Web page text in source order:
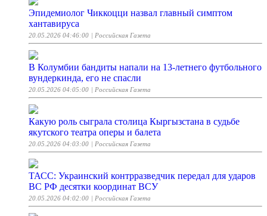
Эпидемиолог Чиккоцци назвал главный симптом
хантавируса
20.05.2026 04:46:00 | Российская Газета
В Колумбии бандиты напали на 13-летнего футбольного
вундеркинда, его не спасли
20.05.2026 04:05:00 | Российская Газета
Какую роль сыграла столица Кыргызстана в судьбе
якутского театра оперы и балета
20.05.2026 04:03:00 | Российская Газета
ТАСС: Украинский контрразведчик передал для ударов
ВС РФ десятки координат ВСУ
20.05.2026 04:02:00 | Российская Газета